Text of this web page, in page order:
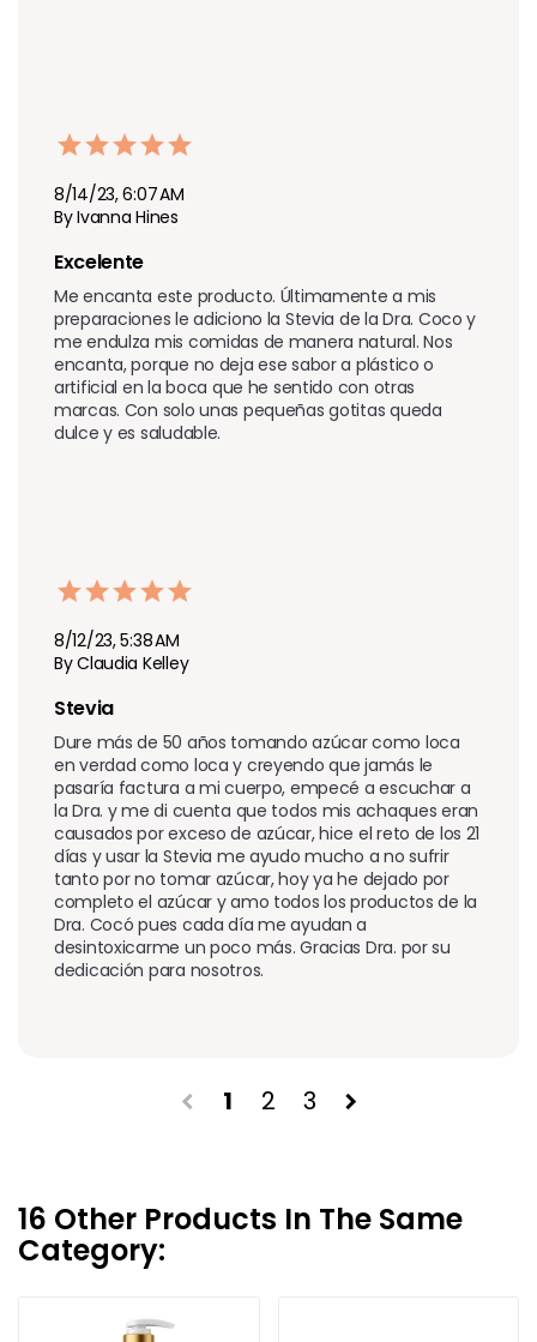
8/14/23, 6:07 AM
By Ivanna Hines
Excelente
Me encanta este producto. Últimamente a mis
preparaciones le adiciono la Stevia de la Dra. Coco y
me endulza mis comidas de manera natural. Nos
encanta, porque no deja ese sabor a plástico o
artificial en la boca que he sentido con otras
marcas. Con solo unas pequeñas gotitas queda
dulce y es saludable.
8/12/23, 5:38 AM
By Claudia Kelley
Stevia
Dure más de 50 años tomando azúcar como loca
en verdad como loca y creyendo que jamás le
pasaría factura a mi cuerpo, empecé a escuchar a
la Dra. y me di cuenta que todos mis achaques eran
causados por exceso de azúcar, hice el reto de los 21
días y usar la Stevia me ayudo mucho a no sufrir
tanto por no tomar azúcar, hoy ya he dejado por
completo el azúcar y amo todos los productos de la
Dra. Cocó pues cada día me ayudan a
desintoxicarme un poco más. Gracias Dra. por su
dedicación para nosotros.
chevron_left 1 2 3 chevron_right
16 Other Products In The Same
Category: